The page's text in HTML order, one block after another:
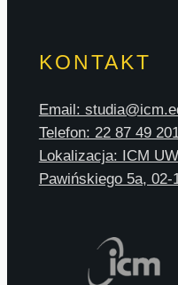
KONTAKT
Email:
Telefon: 22 87 49
Lokalizacja: ICM
Pawińskiego 5a, 02-